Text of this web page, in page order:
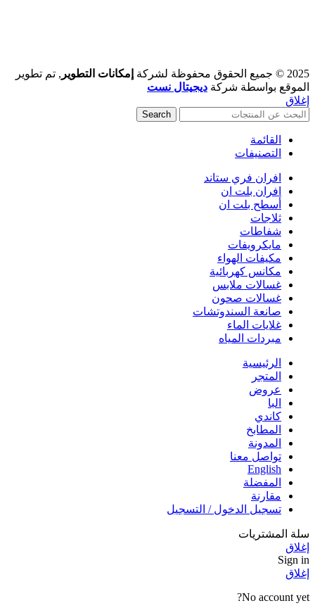
2025 © جميع الحقوق محفوظة لشركة إمكانات التطوير , تم تطوير
الموقع بواسطة شركة ديجيتال نست
إغلاق
Search
القائمة
التصنيفات
افران فري ستاند
افران بلت ان
أسطح بلت ان
ثلاجات
شفاطات
مايكرويفات
مكيفات الهواء
مكانس كهربائية
غسالات ملابس
غسالات صحون
صانعة السندوتشات
غلايات الماء
مبردات المياه
الرئيسية
المتجر
عروض
البا
كاندي
المطابخ
المدونة
تواصل معنا
English
المفضلة
مقارنة
تسجيل الدخول / التسجيل
سلة المشتريات
إغلاق
Sign in
إغلاق
No account yet?